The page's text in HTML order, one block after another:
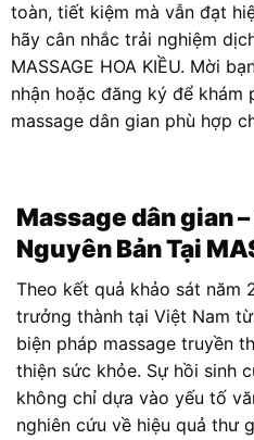
toàn, tiết kiệm mà vẫn đạt
hãy cân nhắc trải nghiệm
MASSAGE HOA KIỀU. Mời
nhận hoặc đăng ký để khám
massage dân gian phù hợp
Massage dân gian
Nguyên Bản Tại
Theo kết quả khảo sát năm
trưởng thành tại Việt Nam
biện pháp massage truyền
thiện sức khỏe. Sự hồi sinh
không chỉ dựa vào yếu tố
nghiên cứu về hiệu quả thư